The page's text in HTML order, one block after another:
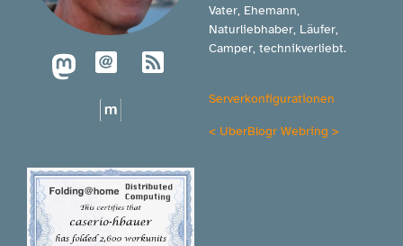
Vater, Ehemann,
Naturliebhaber, Läufer,
Camper, technikverliebt.
Serverkonfigurationen
< UberBlogr Webring >